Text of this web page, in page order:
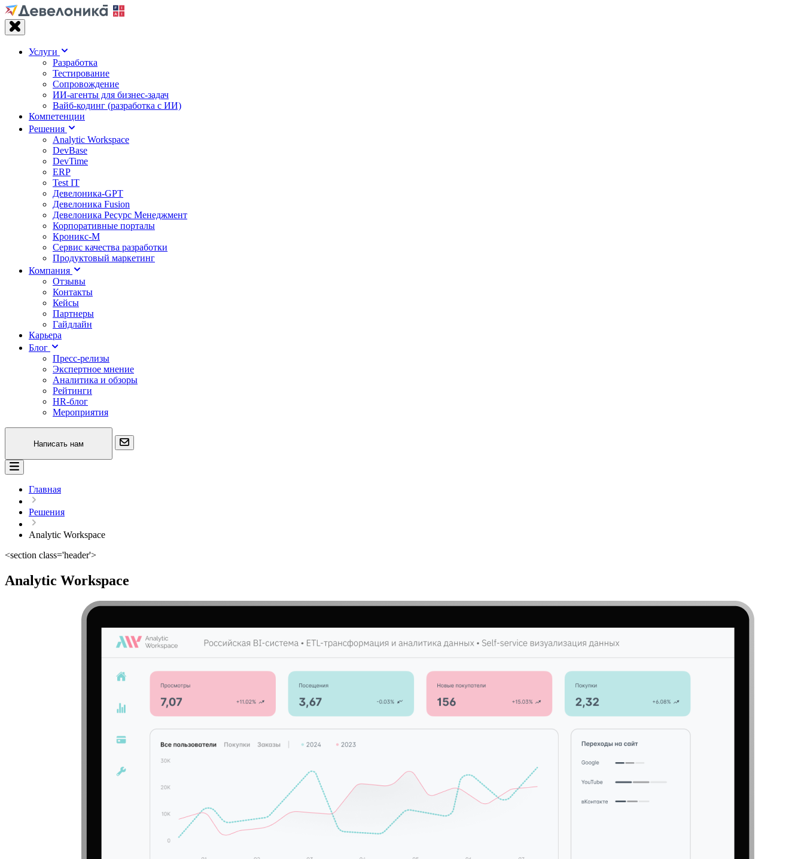
Услуги
Разработка
Тестирование
Сопровождение
ИИ-агенты для бизнес-задач
Вайб‑кодинг (разработка с ИИ)
Компетенции
Решения
Analytic Workspace
DevBase
DevTime
ERP
Test IT
Девелоника-GPT
Девелоника Fusion
Девелоника Ресурс Менеджмент
Корпоративные порталы
Кроникс-М
Сервис качества разработки
Продуктовый маркетинг
Компания
Отзывы
Контакты
Кейсы
Партнеры
Гайдлайн
Карьера
Блог
Пресс-релизы
Экспертное мнение
Аналитика и обзоры
Рейтинги
HR-блог
Мероприятия
Написать нам
Главная
Решения
Analytic Workspace
<section class='header'>
Analytic Workspace